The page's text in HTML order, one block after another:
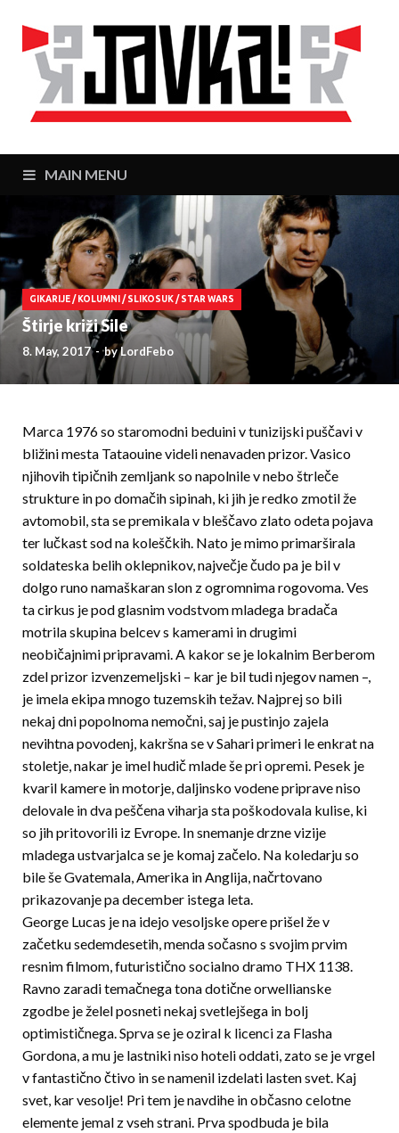
MAIN MENU
GIKARIJE/ KOLUMNI /SLIKOSUK/STAR WARS
Štirje križi Sile
8. May, 2017- byLordFebo
Marca 1976 so staromodni beduini v tunizijski puščavi v
bližini mesta Tataouine videli nenavaden prizor. Vasico
njihovih tipičnih zemljank so napolnile v nebo štrleče
strukture in po domačih sipinah, ki jih je redko zmotil že
avtomobil, sta se premikala v bleščavo zlato ode­ta pojava
ter lučkast sod na koleščkih. Nato je mimo primarširala
soldateska belih oklepnikov, naj­večje čudo pa je bil v
dolgo runo namaškaran slon z ogromnima rogovoma. Ves
ta cirkus je pod glasnim vodstvom mladega bradača
motrila skupi­na belcev s kamerami in drugimi
neobičajnimi pripravami. A kakor se je lokalnim Berberom
zdel prizor izvenzemeljski – kar je bil tudi njegov namen –,
je imela ekipa mnogo tuzemskih težav. Najprej so bili
nekaj dni popolnoma nemočni, saj je pustinjo zajela
nevihtna povodenj, kakršna se v Sahari primeri le enkrat na
stoletje, nakar je imel hudič mlade še pri opremi. Pesek je
kvaril kamere in motorje, daljinsko vodene priprave niso
delovale in dva peš­če­na viharja sta poškodovala kulise, ki
so jih pritovorili iz Evrope. In snemanje drzne vizije
mladega ustvarjalca se je komaj začelo. Na koledarju so
bile še Gvatemala, Amerika in Anglija, načrto­vano
prikazovanje pa december istega leta.
George Lucas je na idejo vesoljske opere prišel že v
začetku sedemdesetih, menda sočasno s svojim prvim
resnim filmom, futuristično socialno dramo THX 1138.
Ravno zaradi temačnega tona dotične orwellianske
zgodbe je želel posneti nekaj svetlej­šega in bolj
optimističnega. Sprva se je oziral k licenci za Flasha
Gordona, a mu je lastniki niso hoteli oddati, zato se je vrgel
v fantastično čtivo in se namenil izdelati lasten svet. Kaj
svet, kar vesolje! Pri tem je navdihe in občasno celotne
elemente jemal z vseh strani. Prva spodbuda je bila